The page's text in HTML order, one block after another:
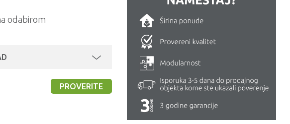
odabirom
PROVERITE